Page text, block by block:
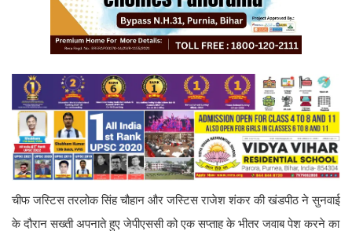
चीफ जस्टिस तरलोक सिंह चौहान और जस्टिस राजेश शंकर की खंडपीठ ने सुनवाई
के दौरान सख्ती अपनाते हुए जेपीएससी को एक सप्ताह के भीतर जवाब पेश करने का